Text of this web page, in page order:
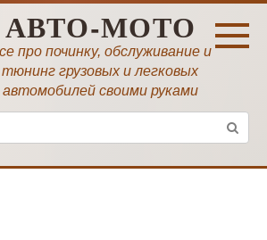
АВТО-МОТО
про починку, обслуживание и
тюнинг грузовых и легковых
автомобилей своими руками